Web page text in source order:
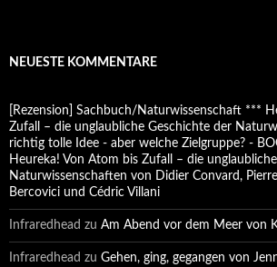
NEUESTE KOMMENTARE
[Rezension] Sachbuch/Naturwissenschaft ***
Zufall – die unglaubliche Geschichte der
richtig tolle Idee - aber welche Zielgruppe? -
Heureka! Von Atom bis Zufall – die
Naturwissenschaften von Didier Convard,
Bercovici und Cédric Villani
Infraredhead zu Am Abend vor dem Meer von
Infraredhead zu Gehen, ging, gegangen von